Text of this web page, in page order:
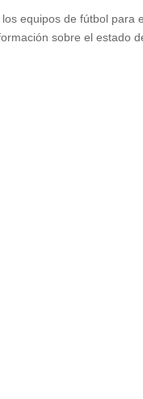
equipos de fútbol
sobre el estado